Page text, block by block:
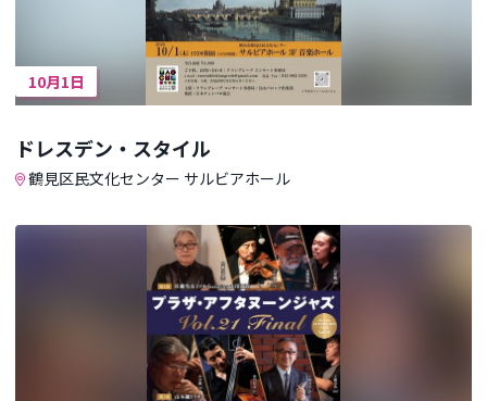
10月1日
ドレスデン・スタイル
鶴見区民文化センター サルビアホール